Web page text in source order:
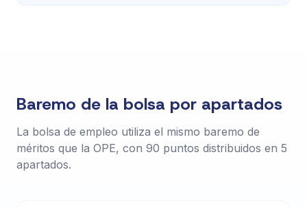
Baremo de la bolsa por apartados
La bolsa de empleo utiliza el mismo baremo de
méritos que la OPE, con 90 puntos distribuidos en 5
apartados.